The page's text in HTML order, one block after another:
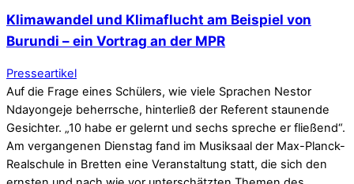
Klimawandel und Klimaflucht am Beispiel von
Burundi – ein Vortrag an der MPR
Presseartikel
Auf die Frage eines Schülers, wie viele Sprachen Nestor
Ndayongeje beherrsche, hinterließ der Referent staunende
Gesichter. „10 habe er gelernt und sechs spreche er fließend“.
Am vergangenen Dienstag fand im Musiksaal der Max-Planck-
Realschule in Bretten eine Veranstaltung statt, die sich den